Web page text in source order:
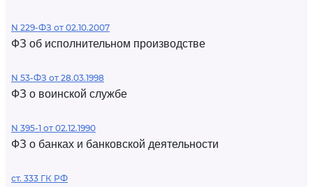
N 229-ФЗ от 02.10.2007
ФЗ об исполнительном производстве
N 53-ФЗ от 28.03.1998
ФЗ о воинской службе
N 395-1 от 02.12.1990
ФЗ о банках и банковской деятельности
ст. 333 ГК РФ